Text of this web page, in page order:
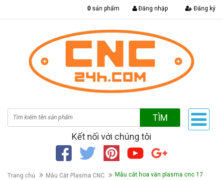
0 sản phẩm Đăng nhập Đăng ký
TÌM
Kết nối với chúng tôi
Trang chủ Mẫu Cắt Plasma CNC Mẫu cắt hoa văn plasma cnc 17